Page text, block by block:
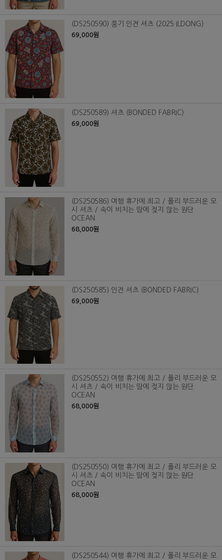
(DS250590) 풍기 인견 셔츠 (2025 ILDONG)
69,000원
(DS250589) 셔츠 (BONDED FABRIC)
69,000원
(DS250586) 여행 휴가에 최고 / 폴리 부드러운 모
시 셔츠 / 속이 비치는 땀에 젖지 않는 원단
OCEAN
68,000원
(DS250585) 인견 셔츠 (BONDED FABRIC)
69,000원
(DS250552) 여행 휴가에 최고 / 폴리 부드러운 모
시 셔츠 / 속이 비치는 땀에 젖지 않는 원단
OCEAN
68,000원
(DS250550) 여행 휴가에 최고 / 폴리 부드러운 모
시 셔츠 / 속이 비치는 땀에 젖지 않는 원단
OCEAN
68,000원
(DS250544) 여행 휴가에 최고 / 폴리 부드러운 모